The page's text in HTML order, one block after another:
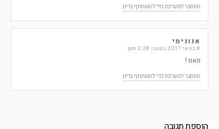
התחבר למערכת כדי להשתתף בדיון
אנונימי
8 במאי 2017 בשעה 2:28 pm
וואוו !
התחבר למערכת כדי להשתתף בדיון
הוספת תגובה